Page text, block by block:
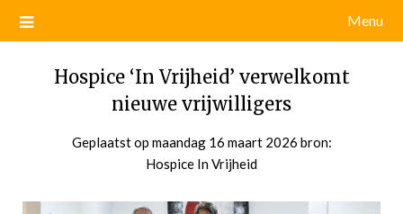
Menu
Hospice ‘In Vrijheid’ verwelkomt
nieuwe vrijwilligers
Geplaatst op maandag 16 maart 2026 door
bron:
Hospice In Vrijheid